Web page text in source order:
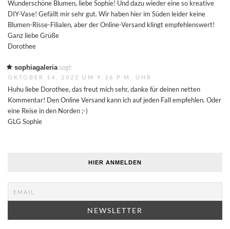
Wunderschöne Blumen, liebe Sophie! Und dazu wieder eine so kreative
DIY-Vase! Gefällt mir sehr gut. Wir haben hier im Süden leider keine
Blumen-Risse-Filialen, aber der Online-Versand klingt empfehlenswert!
Ganz liebe Grüße
Dorothee
sophiagaleria sagt:
OKTOBER 14, 2022 UM 9:36 P.M. UHR
Huhu liebe Dorothee, das freut mich sehr, danke für deinen netten
Kommentar! Den Online Versand kann ich auf jeden Fall empfehlen. Oder
eine Reise in den Norden ;-)
GLG Sophie
HIER ANMELDEN